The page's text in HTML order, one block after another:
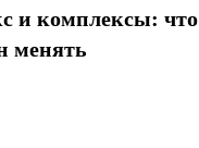
и комплексы: что
менять